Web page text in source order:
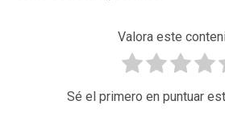
Valora este
Sé el primero en puntuar